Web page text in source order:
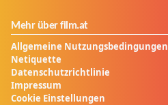
Mehr über film.at
Allgemeine Nutzungsbedingungen
Netiquette
Datenschutzrichtlinie
Impressum
Cookie Einstellungen